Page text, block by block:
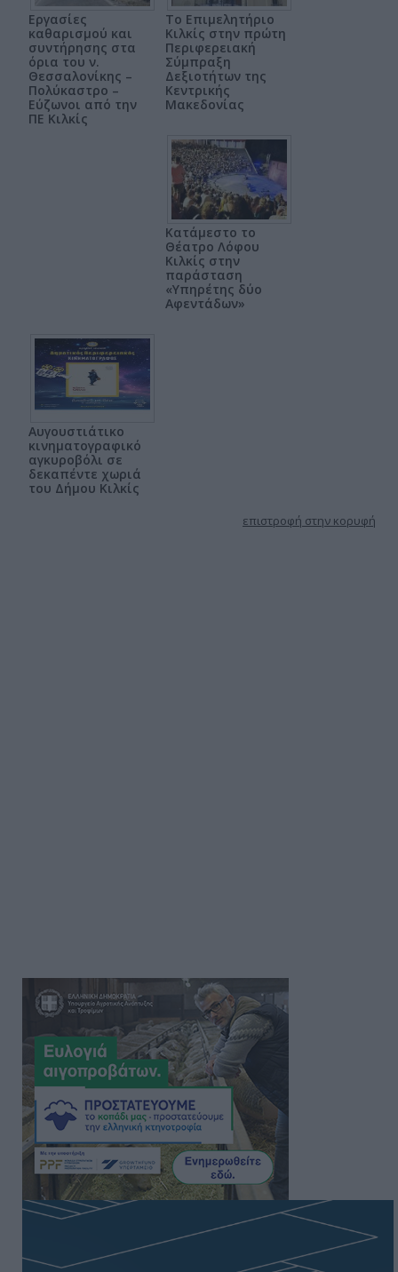
Εργασίες
καθαρισμού και
συντήρησης στα
όρια του ν.
Θεσσαλονίκης –
Πολύκαστρο –
Εύζωνοι από την
ΠΕ Κιλκίς
Το Επιμελητήριο
Κιλκίς στην πρώτη
Περιφερειακή
Σύμπραξη
Δεξιοτήτων της
Κεντρικής
Μακεδονίας
Κατάμεστο το
Θέατρο Λόφου
Κιλκίς στην
παράσταση
«Υπηρέτης δύο
Αφεντάδων»
Αυγουστιάτικο
κινηματογραφικό
αγκυροβόλι σε
δεκαπέντε χωριά
του Δήμου Κιλκίς
επιστροφή στην κορυφή